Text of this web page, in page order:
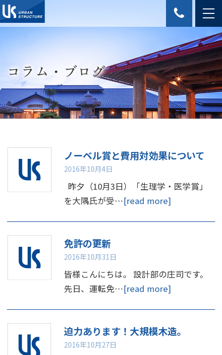
コラム・ブログ
ノーベル賞と費用対効果について
2016年10月4日
昨夕（10月3日）「生理学・医学賞」
を大隅氏が受…[read more]
免許の更新
2016年10月31日
皆様こんにちは。 設計部の庄司です。
先日、運転免…[read more]
迫力あります！大規模木造。
2016年10月27日